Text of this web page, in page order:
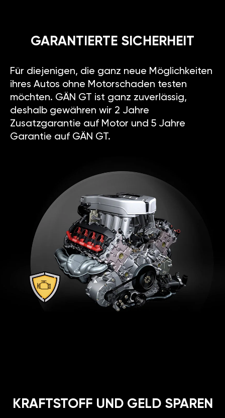
GARANTIERTE SICHERHEIT
Für diejenigen, die ganz neue Möglichkeiten
ihres Autos ohne Motorschaden testen
möchten. GÄN GT ist ganz zuverlässig,
deshalb gewähren wir 2 Jahre
Zusatzgarantie auf Motor und 5 Jahre
Garantie auf GÄN GT.
KRAFTSTOFF UND GELD SPAREN